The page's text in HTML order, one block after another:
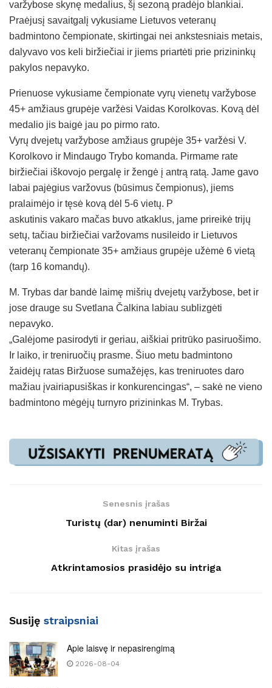
varžybose skynę medalius, šį sezoną pradėjo blankiai.
Praėjusį savaitgalį vykusiame Lietuvos veteranų
badmintono čempionate, skirtingai nei ankstesniais metais,
dalyvavo vos keli biržiečiai ir jiems priartėti prie prizininkų
pakylos nepavyko.
Prienuose vykusiame čempionate vyrų vienetų varžybose
45+ amžiaus grupėje varžėsi Vaidas Korolkovas. Kovą dėl
medalio jis baigė jau po pirmo rato.
Vyrų dvejetų varžybose amžiaus grupėje 35+ varžėsi V.
Korolkovo ir Mindaugo Trybo komanda. Pirmame rate
biržiečiai iškovojo pergalę ir žengė į antrą ratą. Jame gavo
labai pajėgius varžovus (būsimus čempionus), jiems
pralaimėjo ir tęsė kovą dėl 5-6 vietų. P
askutinis vakaro mačas buvo atkaklus, jame prireikė trijų
setų, tačiau biržiečiai varžovams nusileido ir Lietuvos
veteranų čempionate 35+ amžiaus grupėje užėmė 6 vietą
(tarp 16 komandų).
M. Trybas dar bandė laimę mišrių dvejetų varžybose, bet ir
jose drauge su Svetlana Čalkina labiau sublizgėti
nepavyko.
„Galėjome pasirodyti ir geriau, aiškiai pritrūko pasiruošimo.
Ir laiko, ir treniruočių prasme. Šiuo metu badmintono
žaidėjų ratas Biržuose sumažėjęs, kas treniruotes daro
mažiau įvairiapusiškas ir konkurencingas“, – sakė ne vieno
badmintono mėgėjų turnyro prizininkas M. Trybas.
Senesnis įrašas
Turistų (dar) nenuminti Biržai
Kitas įrašas
Atkrintamosios prasidėjo su intriga
Susiję straipsniai
Apie laisvę ir nepasirengimą
2026-08-04